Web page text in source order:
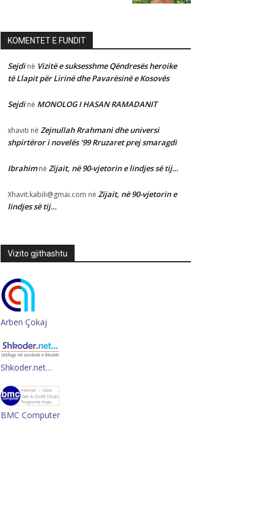
KOMENTET E FUNDIT
Sejdinë Vizitë e suksesshme Qëndresës heroike
të Llapit për Lirinë dhe Pavarësinë e Kosovës
Sejdinë MONOLOG I HASAN RAMADANIT
xhaviti në Zejnullah Rrahmani dhe universi
shpirtëror i novelës ‘99 Rruzaret prej smaragdi
Ibrahimnë Zijait, në 90-vjetorin e lindjes së tij…
Xhavit.kabili@gmai.com në Zijait, në 90-vjetorin e
lindjes së tij…
Vizito gjithashtu
Arben Çokaj
Shkoder.net…
BMC Computer